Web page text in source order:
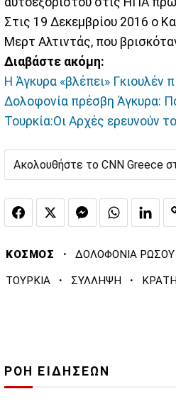
Στις 19 Δεκεμβρίου 2016 ο
Μερτ Αλτιντάς, που
Διαβάστε ακόμη:
Η Άγκυρα «βλέπει»
Δολοφονία πρέσβη Άγκυρα:
Τουρκία:Οι Αρχές ερευνούν
Ακολουθήστε το CNN Greece
ΚΟΣΜΟΣ · ΔΟΛΟΦΟΝΙΑ
ΤΟΥΡΚΙΑ · ΣΥΛΛΗΨΗ ·
ΡΟΗ ΕΙΔΗΣΕΩΝ